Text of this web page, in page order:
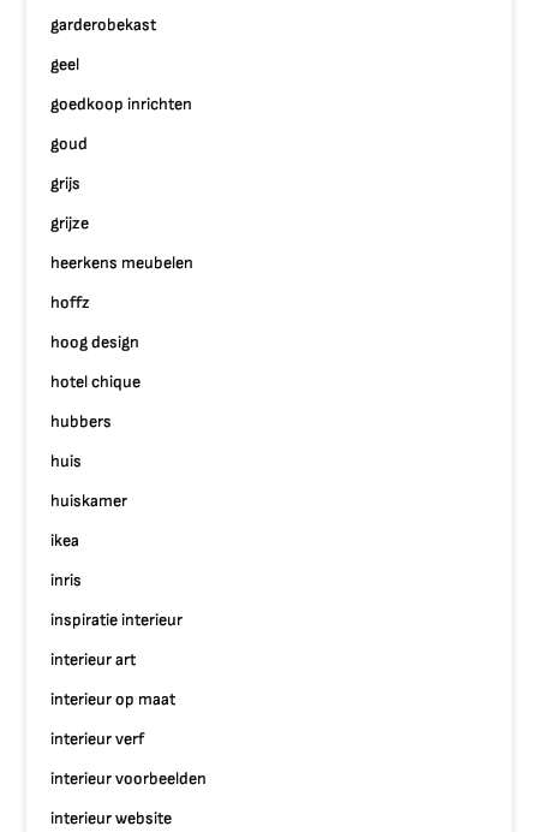
garderobekast
geel
goedkoop inrichten
goud
grijs
grijze
heerkens meubelen
hoffz
hoog design
hotel chique
hubbers
huis
huiskamer
ikea
inris
inspiratie interieur
interieur art
interieur op maat
interieur verf
interieur voorbeelden
interieur website